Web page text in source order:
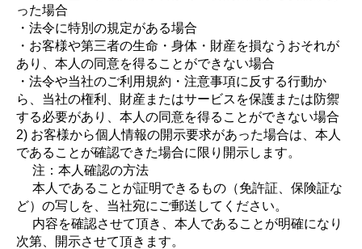
った場合
・法令に特別の規定がある場合
・お客様や第三者の生命・身体・財産を損なうおそれが
あり、本人の同意を得ることができない場合
・法令や当社のご利用規約・注意事項に反する行動か
ら、当社の権利、財産またはサービスを保護または防禦
する必要があり、本人の同意を得ることができない場合
2) お客様から個人情報の開示要求があった場合は、本人
であることが確認できた場合に限り開示します。
注：本人確認の方法
本人であることが証明できるもの（免許証、保険証な
ど）の写しを、当社宛にご郵送してください。
内容を確認させて頂き、本人であることが明確になり
次第、開示させて頂きます。